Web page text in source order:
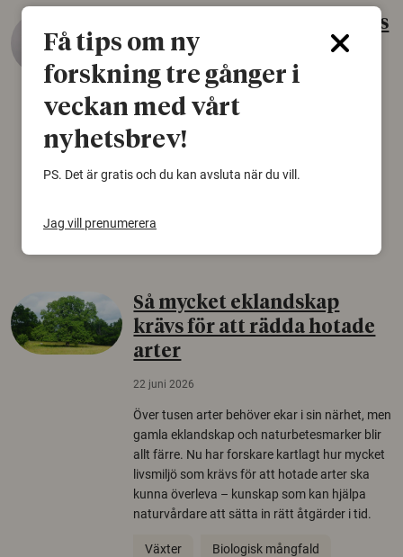
Gammalt skinn var Sveriges
äldsta sko
22 juni 2026
Det som arkeologer länge trodde var en
björnfäll visar sig vara delar av en 2000 år
gammal sko. Fyndet bär spår av romerskt
skomode och beskrivs som mycket ovanligt i
Arkeologi
Så mycket eklandskap
krävs för att rädda hotade
arter
22 juni 2026
Över tusen arter behöver ekar i sin närhet, men
gamla eklandskap och naturbetesmarker blir
allt färre. Nu har forskare kartlagt hur mycket
livsmiljö som krävs för att hotade arter ska
kunna överleva – kunskap som kan hjälpa
naturvårdare att sätta in rätt åtgärder i tid.
Växter Biologisk mångfald
Få tips om ny
forskning tre gånger i
veckan med vårt
nyhetsbrev!
PS. Det är gratis och du kan avsluta när du vill.
Jag vill prenumerera